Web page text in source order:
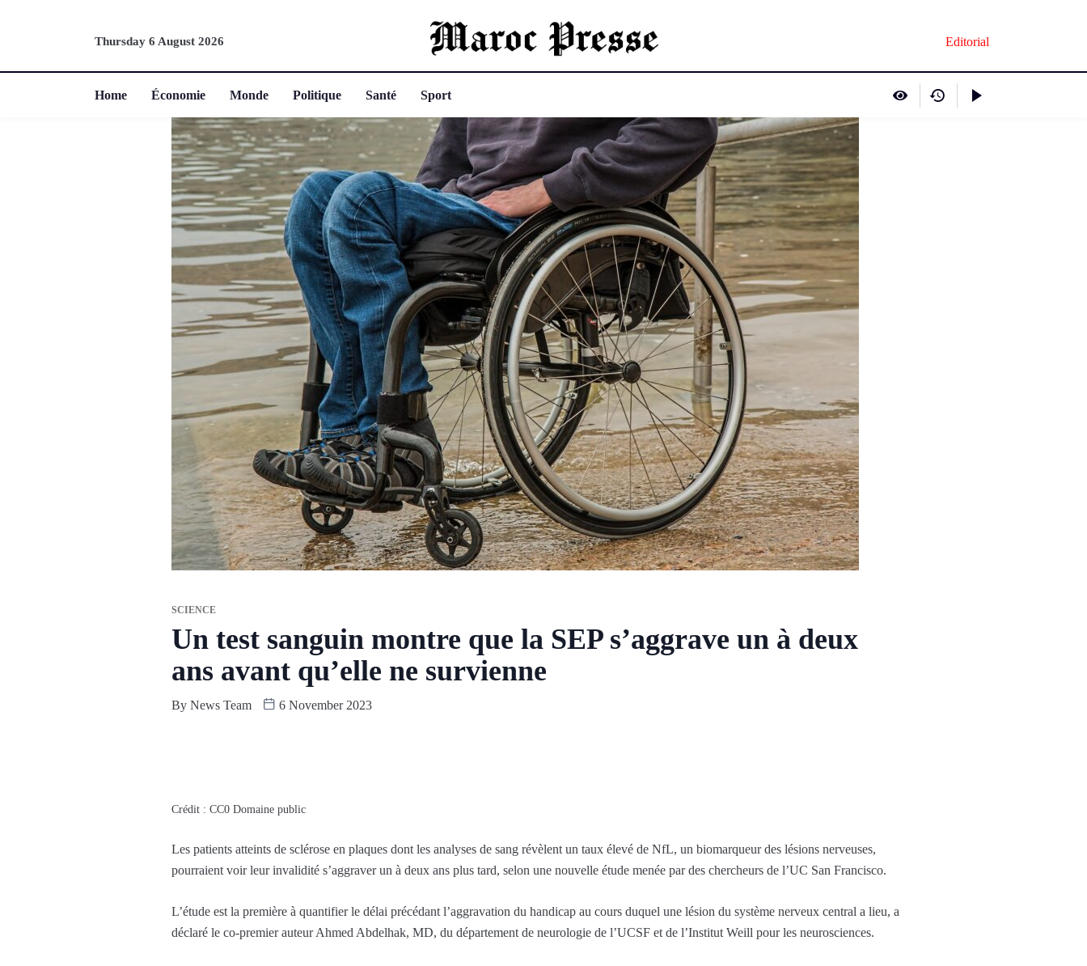
Thursday 6 August 2026 Editorial
Home Économie Monde Politique Santé Sport
SCIENCE
Un test sanguin montre que la SEP s’aggrave un à deux
ans avant qu’elle ne survienne
By News Team 6 November 2023
Crédit : CC0 Domaine public
Les patients atteints de sclérose en plaques dont les analyses de sang révèlent un taux élevé de NfL, un biomarqueur des lésions nerveuses,
pourraient voir leur invalidité s’aggraver un à deux ans plus tard, selon une nouvelle étude menée par des chercheurs de l’UC San Francisco.
L’étude est la première à quantifier le délai précédant l’aggravation du handicap au cours duquel une lésion du système nerveux central a lieu, a
déclaré le co-premier auteur Ahmed Abdelhak, MD, du département de neurologie de l’UCSF et de l’Institut Weill pour les neurosciences.